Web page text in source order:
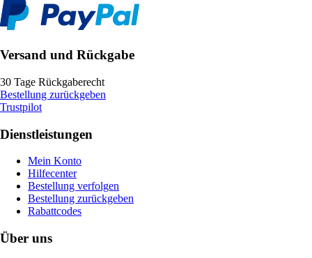
Versand und Rückgabe
30 Tage Rückgaberecht
Bestellung zurückgeben
Trustpilot
Dienstleistungen
Mein Konto
Hilfecenter
Bestellung verfolgen
Bestellung zurückgeben
Rabattcodes
Über uns